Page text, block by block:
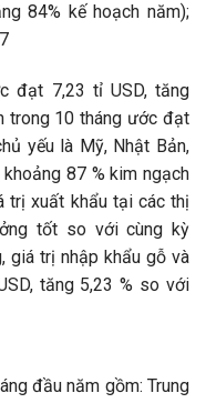
84% kế hoạch năm);
đạt 7,23 tỉ USD, tăng
trong 10 tháng ước đạt
yếu là Mỹ, Nhật Bản,
khoảng 87 % kim ngạch
trị xuất khẩu tại các thị
tốt so với cùng kỳ
giá trị nhập khẩu gỗ và
tăng 5,23 % so với
đầu năm gồm: Trung